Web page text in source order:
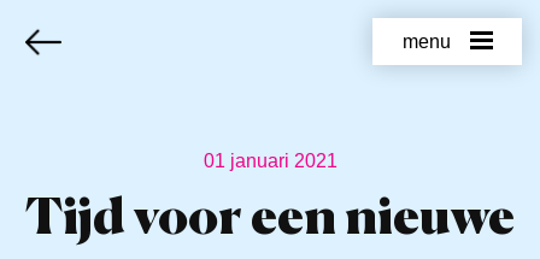
menu
01 januari 2021
Tijd voor een nieuwe